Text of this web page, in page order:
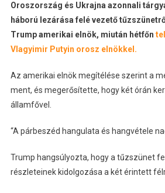
Oroszország és Ukrajna azonnali
háború lezárása felé vezető
Trump amerikai elnök, miután hétfőn
Vlagyimir Putyin orosz elnökkel.
Az amerikai elnök megítélése szerint a
ment, és megerősítette, hogy két órán
államfővel.
“A párbeszéd hangulata és hangvétele
Trump hangsúlyozta, hogy a tűzszünet
részleteinek kidolgozása a két érintett